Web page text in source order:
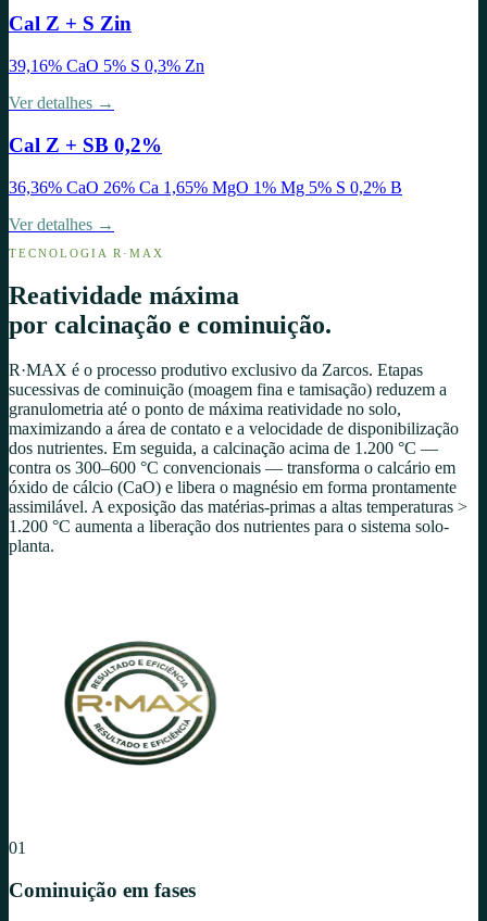
Cal Z + S Zin
39,16% CaO 5% S 0,3% Zn
Ver detalhes →
Cal Z + SB 0,2%
36,36% CaO 26% Ca 1,65% MgO 1% Mg 5% S 0,2% B
Ver detalhes →
TECNOLOGIA R·MAX
Reatividade máxima
por calcinação e cominuição.
R·MAX é o processo produtivo exclusivo da Zarcos. Etapas
sucessivas de cominuição (moagem fina e tamisação) reduzem a
granulometria até o ponto de máxima reatividade no solo,
maximizando a área de contato e a velocidade de disponibilização
dos nutrientes. Em seguida, a calcinação acima de 1.200 °C —
contra os 300–600 °C convencionais — transforma o calcário em
óxido de cálcio (CaO) e libera o magnésio em forma prontamente
assimilável. A exposição das matérias-primas a altas temperaturas >
1.200 °C aumenta a liberação dos nutrientes para o sistema solo-
planta.
01
Cominuição em fases